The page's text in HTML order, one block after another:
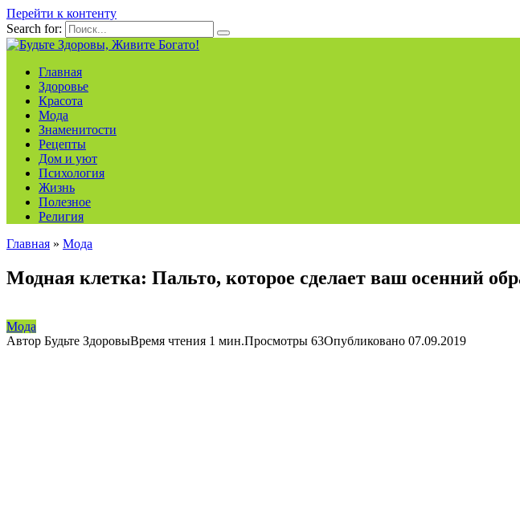
Перейти к контенту
Search for:
Главная
Здоровье
Красота
Мода
Знаменитости
Рецепты
Дом и уют
Психология
Жизнь
Полезное
Религия
Главная » Мода
Модная клетка: Пальто, которое сделает ваш осенний
Мода
Автор Будьте ЗдоровыВремя чтения 1 мин.Просмотры 63Опубликовано 07.09.2019